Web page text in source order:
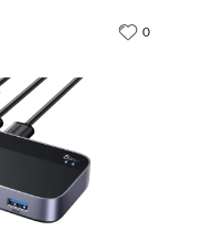
0